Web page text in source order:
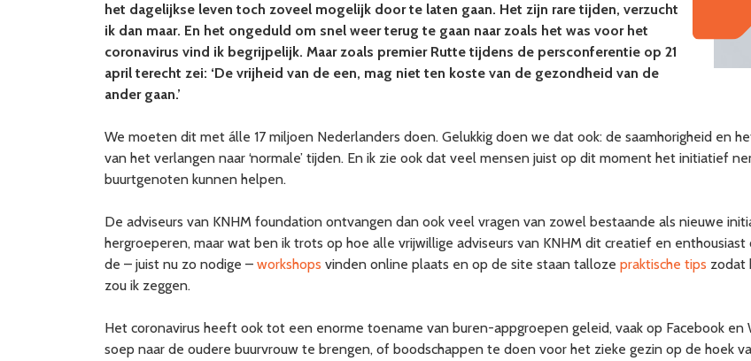
het dagelijkse leven toch zoveel mogelijk door te laten gaan. Het zijn rare tijden, verzucht
ik dan maar. En het ongeduld om snel weer terug te gaan naar zoals het was voor het
coronavirus vind ik begrijpelijk. Maar zoals premier Rutte tijdens de persconferentie op 21
april terecht zei: ‘De vrijheid van de een, mag niet ten koste van de gezondheid van de
ander gaan.’
We moeten dit met álle 17 miljoen Nederlanders doen. Gelukkig doen we dat ook: de saamhorigheid en
van het verlangen naar ‘normale’ tijden. En ik zie ook dat veel mensen juist op dit moment het initiatief
buurtgenoten kunnen helpen.
De adviseurs van KNHM foundation ontvangen dan ook veel vragen van zowel bestaande als nieuwe
hergroeperen, maar wat ben ik trots op hoe alle vrijwillige adviseurs van KNHM dit creatief en enthousiast
de – juist nu zo nodige – workshops vinden online plaats en op de site staan talloze praktische tips zodat
zou ik zeggen.
Het coronavirus heeft ook tot een enorme toename van buren-appgroepen geleid, vaak op Facebook
soep naar de oudere buurvrouw te brengen, of boodschappen te doen voor het zieke gezin op de hoek